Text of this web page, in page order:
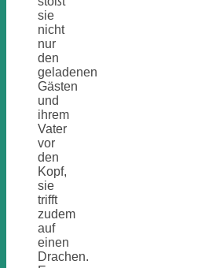
sie
nicht
nur
den
geladenen
Gästen
und
ihrem
Vater
vor
den
Kopf,
sie
trifft
zudem
auf
einen
Drachen.